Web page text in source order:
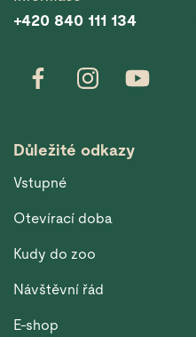
+420 840 111 134
Důležité odkazy
Vstupné
Otevírací doba
Kudy do zoo
Návštěvní řád
E-shop